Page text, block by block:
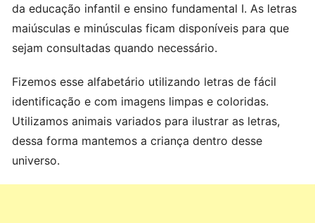
da educação infantil e ensino fundamental I. As letras
maiúsculas e minúsculas ficam disponíveis para que
sejam consultadas quando necessário.
Fizemos esse alfabetário utilizando letras de fácil
identificação e com imagens limpas e coloridas.
Utilizamos animais variados para ilustrar as letras,
dessa forma mantemos a criança dentro desse
universo.